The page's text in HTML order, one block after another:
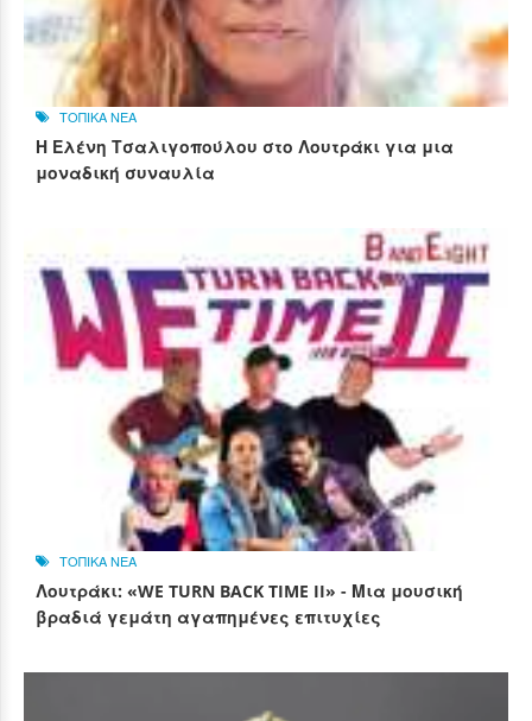
ΤΟΠΙΚΑ ΝΕΑ
Η Ελένη Τσαλιγοπούλου στο Λουτράκι για μια
μοναδική συναυλία
ΤΟΠΙΚΑ ΝΕΑ
Λουτράκι: «WE TURN BACK TIME II» - Μια μουσική
βραδιά γεμάτη αγαπημένες επιτυχίες